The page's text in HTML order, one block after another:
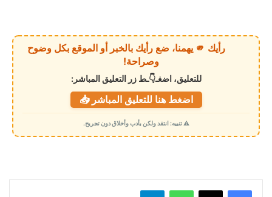
ي
م
ي
رأيك 🫵 يهمنا، ضع رأيك بالخبر أو الموقع بكل وضوح
وصراحة!
للتعليق، اضغـ👇ـط زر التعليق المباشر:
اضغط هنا للتعليق المباشر 📥
⚠️ تنبيه: انتقد ولكن بأدب وأخلاق دون تجريح.
واتساب